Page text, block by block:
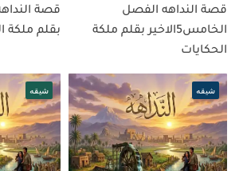
قصة النداهه الفصل
الخامس5الاخير بقلم ملكة
الحكايات
بقلم ملكة
شيقه شيقه